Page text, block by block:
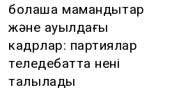
болашақ мамандықтар
және ауылдағы
кадрлар: партиялар
теледебатта нені
талқылады